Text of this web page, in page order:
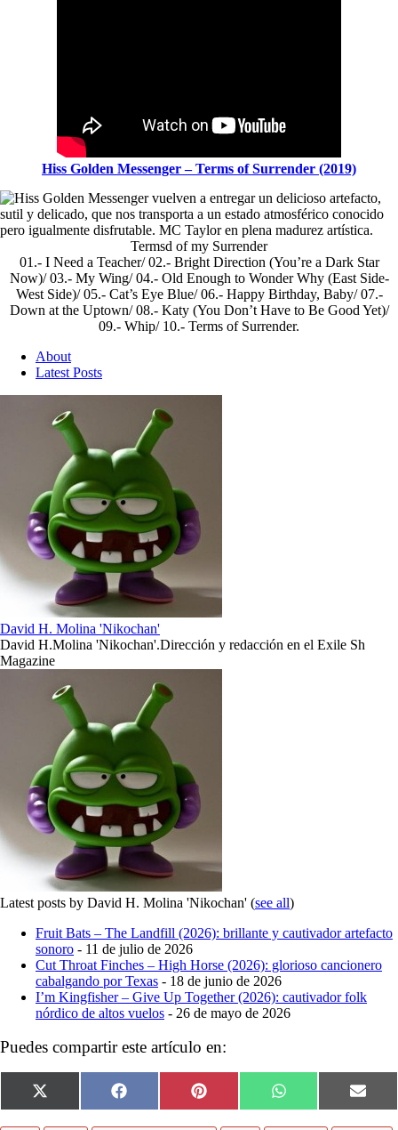
Hiss Golden Messenger – Terms of Surrender (2019)
Termsd of my Surrender
01.- I Need a Teacher/ 02.- Bright Direction (You’re a Dark Star
Now)/ 03.- My Wing/ 04.- Old Enough to Wonder Why (East Side-
West Side)/ 05.- Cat’s Eye Blue/ 06.- Happy Birthday, Baby/ 07.-
Down at the Uptown/ 08.- Katy (You Don’t Have to Be Good Yet)/
09.- Whip/ 10.- Terms of Surrender.
About
Latest Posts
David H. Molina 'Nikochan'
David H.Molina 'Nikochan'.Dirección y redacción en el Exile Sh
Magazine
Latest posts by David H. Molina 'Nikochan' (see all)
Fruit Bats – The Landfill (2026): brillante y cautivador artefacto
sonoro - 11 de julio de 2026
Cut Throat Finches – High Horse (2026): glorioso cancionero
cabalgando por Texas - 18 de junio de 2026
I’m Kingfisher – Give Up Together (2026): cautivador folk
nórdico de altos vuelos - 26 de mayo de 2026
Puedes compartir este artículo en:
Compartir
en
X
(Twitter)
Compartir
en
Facebook
Compartir
en
Pinterest
Compartir
en
WhatsApp
en
Email